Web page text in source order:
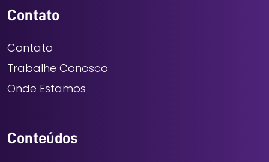
Contato
Contato
Trabalhe Conosco
Onde Estamos
Conteúdos